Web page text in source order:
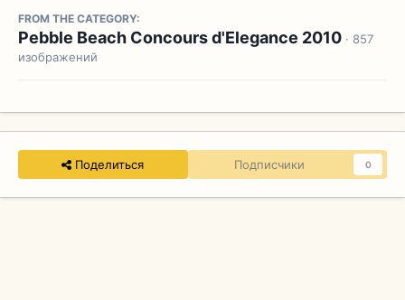
FROM THE CATEGORY:
Pebble Beach Concours d'Elegance 2010 · 857
изображений
Поделиться Подписчики 0